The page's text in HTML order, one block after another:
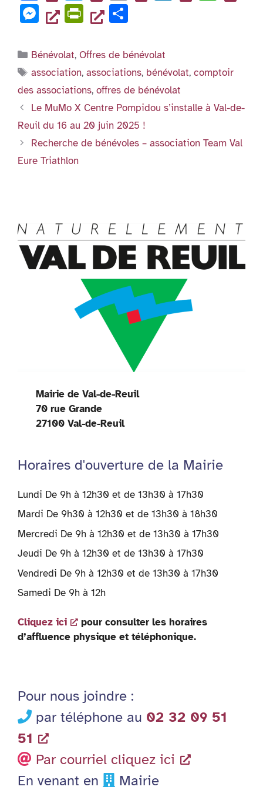
o
o
n
p
g
er
e
n
dl
y
a
c
e
b
o
o
k
wi
tt
er
m
l
n
dI
n
h
A
p
M
es
se
n
g
er
Pr
in
tF
ri
e
n
dl
y
ta
g
er
Catégories
Bénévolat, Offres de bénévolat
Étiquettes
association,associations, bénévolat,comptoir
des associations, offres de bénévolat
Le MuMo X Centre Pompidou s’installe à Val-de-
Reuil du 16 au 20 juin 2025 !
Recherche de bénévoles – association Team Val
Eure Triathlon
Mairie de Val-de-Reuil
70 rue Grande
27100 Val-de-Reuil
Horaires d'ouverture de la Mairie
Lundi De 9h à 12h30 et de 13h30 à 17h30
Mardi De 9h30 à 12h30 et de 13h30 à 18h30
Mercredi De 9h à 12h30 et de 13h30 à 17h30
Jeudi De 9h à 12h30 et de 13h30 à 17h30
Vendredi De 9h à 12h30 et de 13h30 à 17h30
Samedi De 9h à 12h
Cliquez ici
pour consulter les horaires
d’affluence physique et téléphonique.
Pour nous joindre :
par téléphone au 02 32 09 51
51
Par courriel cliquez ici
En venant en
Mairie